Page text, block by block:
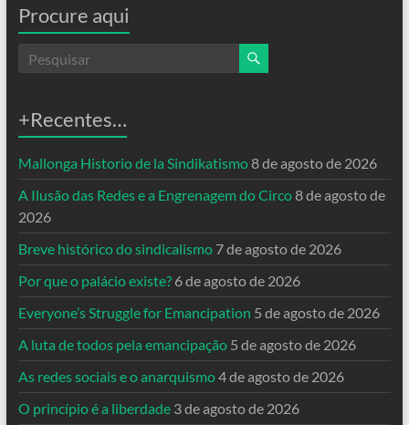
Procure aqui
+Recentes…
Mallonga Historio de la Sindikatismo8 de agosto de 2026
A Ilusão das Redes e a Engrenagem do Circo8 de agosto de
2026
Breve histórico do sindicalismo 7 de agosto de 2026
Por que o palácio existe? 6 de agosto de 2026
Everyone’s Struggle for Emancipation 5 de agosto de 2026
A luta de todos pela emancipação 5 de agosto de 2026
As redes sociais e o anarquismo4 de agosto de 2026
O princípio é a liberdade 3 de agosto de 2026